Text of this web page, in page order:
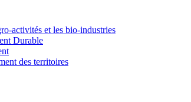
activités et les bio-industries
Durable
des territoires